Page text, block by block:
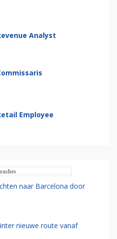
Analyst
Employee
naar Barcelona door
nieuwe route vanaf